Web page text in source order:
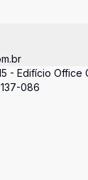
- Edifício Office
086